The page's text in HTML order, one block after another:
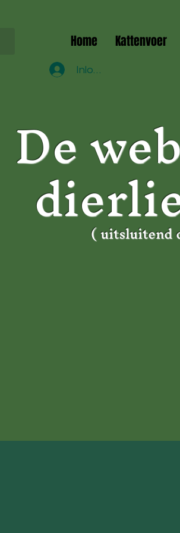
Home Kattenvoer
Inloggen
De
( uitsluitend